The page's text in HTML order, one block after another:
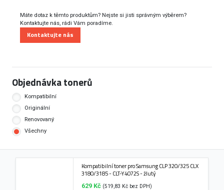
Máte dotaz k těmto produktům? Nejste si jisti správným výběrem?
Kontaktujte nás, rádi Vám poradíme.
Kontaktujte nás
Objednávka tonerů
Kompatibilní
Originální
Renovovaný
Všechny
Kompatibilní toner pro Samsung CLP 320/325 CLX
3180/3185 - CLT-Y4072S - žlutý
629 Kč (519,83 Kč bez DPH)